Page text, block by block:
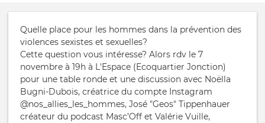
Quelle place pour les hommes dans la prévention des
violences sexistes et sexuelles?
Cette question vous intéresse? Alors rdv le 7
novembre à 19h à L'Espace (Ecoquartier Jonction)
pour une table ronde et une discussion avec Noëlla
Bugni-Dubois, créatrice du compte Instagram
@nos_allies_les_hommes, José "Geos" Tippenhauer
créateur du podcast Masc’Off et Valérie Vuille,